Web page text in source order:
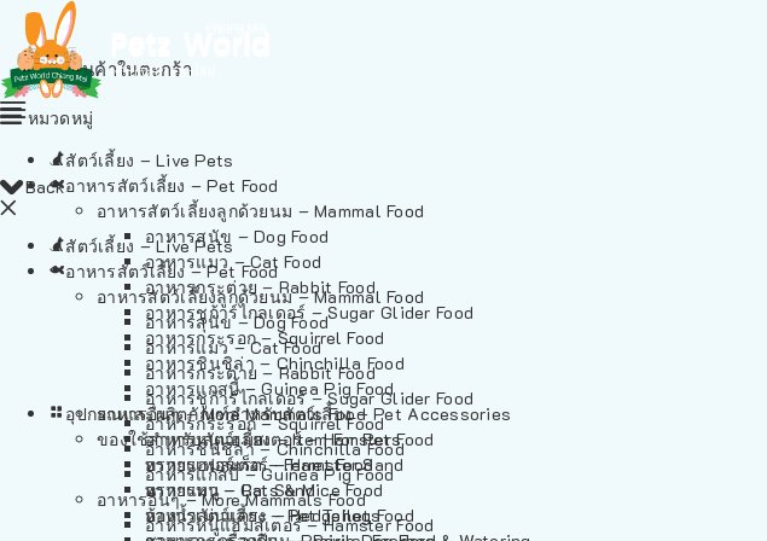
ไม่มีสินค้าในตะกร้า
Back
สัตว์เลี้ยง – Live Pets
อาหารสัตว์เลี้ยง – Pet Food
อาหารสัตว์เลี้ยงลูกด้วยนม – Mammal Food
อาหารสุนัข – Dog Food
อาหารแมว – Cat Food
อาหารกระต่าย – Rabbit Food
อาหารชูก้าร์ไกลเดอร์ – Sugar Glider Food
อาหารกระรอก – Squirrel Food
อาหารชินชิล่า – Chinchilla Food
อาหารแกสบี้ – Guinea Pig Food
อาหารอื่นๆ – More Mammals Food
อาหารหนูแฮมสเตอร์ – Hamster Food
หมวดหมู่
สัตว์เลี้ยง – Live Pets
อาหารสัตว์เลี้ยง – Pet Food
อาหารสัตว์เลี้ยงลูกด้วยนม – Mammal Food
อาหารสุนัข – Dog Food
อาหารแมว – Cat Food
อาหารกระต่าย – Rabbit Food
อาหารชูก้าร์ไกลเดอร์ – Sugar Glider Food
อาหารกระรอก – Squirrel Food
อาหารชินชิล่า – Chinchilla Food
อาหารแกสบี้ – Guinea Pig Food
อาหารอื่นๆ – More Mammals Food
อาหารหนูแฮมสเตอร์ – Hamster Food
อาหารเฟอร์เร็ต – Ferret Food
อาหารหนู – Rats & Mice Food
อาหารเม่นแคระ – Hedgehog Food
อุปกรณและผลิตภัณฑ์สำหรับสัตว์เลี้ยง – Pet Accessories
ของใช้สำหรับสัตว์เลี้ยง – Item For Pets
ทรายแฮมสเตอร์ – Hamster Sand
ทรายแมว – Cat Sand
ห้องน้ำสัตว์เลี้ยง – Pet Toilets